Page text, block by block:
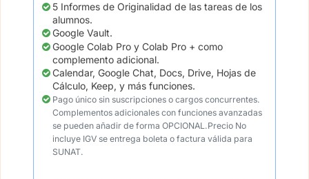
5 Informes de Originalidad de las tareas de los
alumnos.
Google Vault.
Google Colab Pro y Colab Pro + como
complemento adicional.
Calendar, Google Chat, Docs, Drive, Hojas de
Cálculo, Keep, y más funciones.
Pago único sin suscripciones o cargos concurrentes.
Complementos adicionales con funciones avanzadas
se pueden añadir de forma OPCIONAL.Precio No
incluye IGV se entrega boleta o factura válida para
SUNAT.